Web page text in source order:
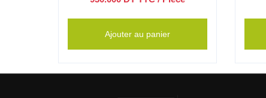
Ajouter au panier